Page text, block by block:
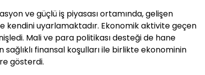
ve güçlü iş piyasası ortamında, gelişen
kendini uyarlamaktadır. Ekonomik aktivite geçen
Mali ve para politikası desteği de hane
sağlıklı finansal koşulları ile birlikte ekonominin
gösterdi.